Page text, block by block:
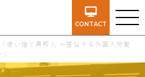
CONTACT
使い捨て異邦人 ～苦悩する外国人労働